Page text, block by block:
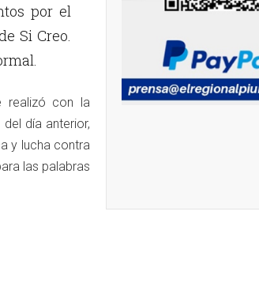
por el
Si Creo.
realizó con la
día anterior,
y lucha contra
las palabras